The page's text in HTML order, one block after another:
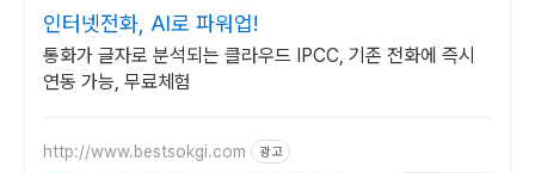
인터넷전화, AI로 파워업!
통화가 글자로 분석되는 클라우드 IPCC, 기존 전화에 즉시
연동 가능, 무료체험
http://www.bestsokgi.com 광고